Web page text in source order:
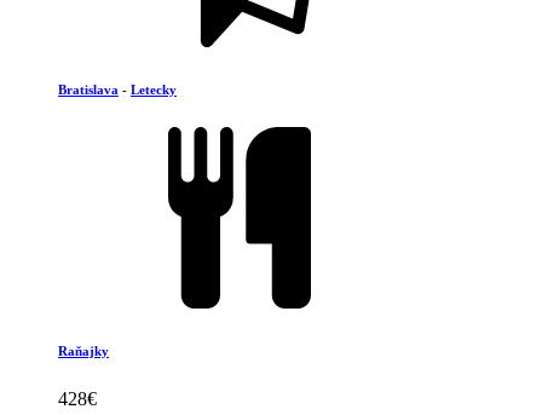
Bratislava - Letecky
Raňajky
428€